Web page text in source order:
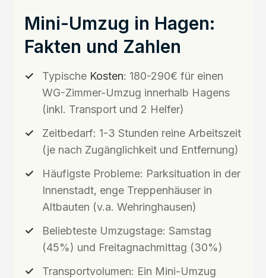
Mini-Umzug in Hagen:
Fakten und Zahlen
Typische Kosten: 180-290€ für einen
WG-Zimmer-Umzug innerhalb Hagens
(inkl. Transport und 2 Helfer)
Zeitbedarf: 1-3 Stunden reine Arbeitszeit
(je nach Zugänglichkeit und Entfernung)
Häufigste Probleme: Parksituation in der
Innenstadt, enge Treppenhäuser in
Altbauten (v.a. Wehringhausen)
Beliebteste Umzugstage: Samstag
(45%) und Freitagnachmittag (30%)
Transportvolumen: Ein Mini-Umzug